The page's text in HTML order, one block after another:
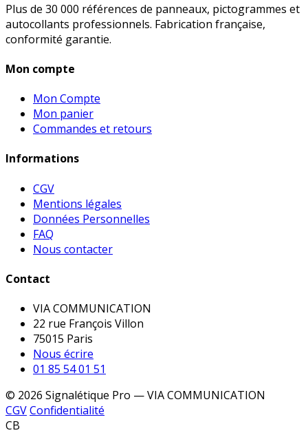
Plus de 30 000 références de panneaux, pictogrammes et
autocollants professionnels. Fabrication française,
conformité garantie.
Mon compte
Mon Compte
Mon panier
Commandes et retours
Informations
CGV
Mentions légales
Données Personnelles
FAQ
Nous contacter
Contact
VIA COMMUNICATION
22 rue François Villon
75015 Paris
Nous écrire
01 85 54 01 51
© 2026 Signalétique Pro — VIA COMMUNICATION
CGVConfidentialité
CB